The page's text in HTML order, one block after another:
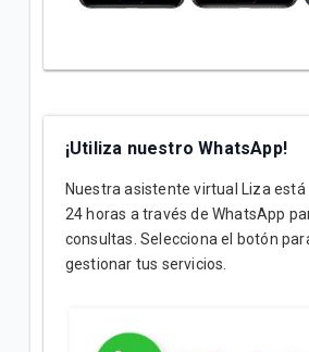
¡Utiliza nuestro WhatsApp!
Nuestra asistente virtual Liza está
24 horas a través de WhatsApp
consultas. Selecciona el botón
gestionar tus servicios.